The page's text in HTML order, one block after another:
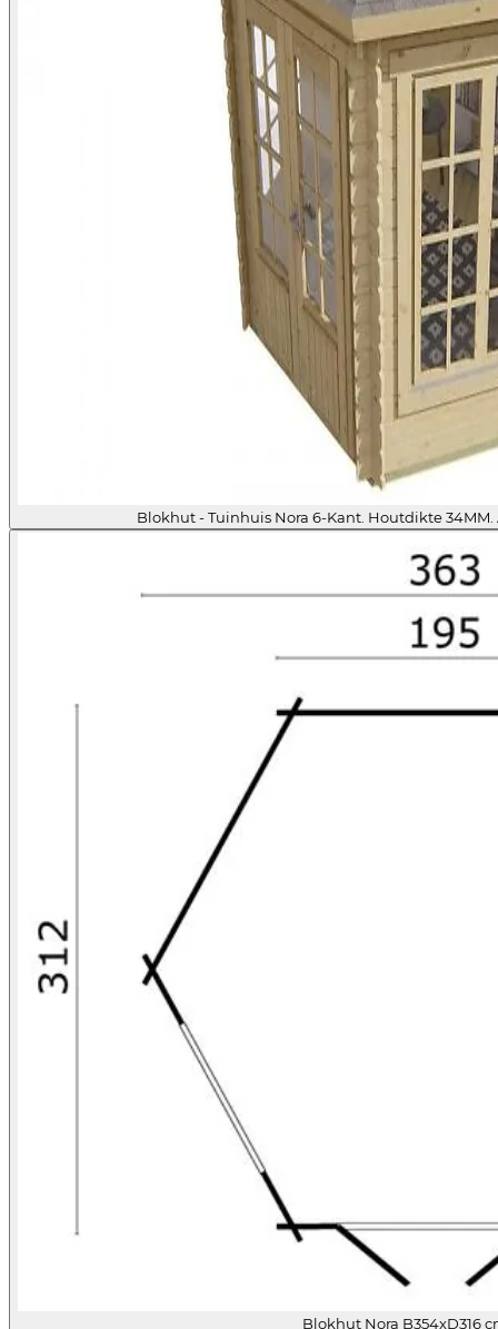
Blokhut - Tuinhuis Nora 6-Kant. Houtdikte 34MM.
Blokhut Nora B354xD316